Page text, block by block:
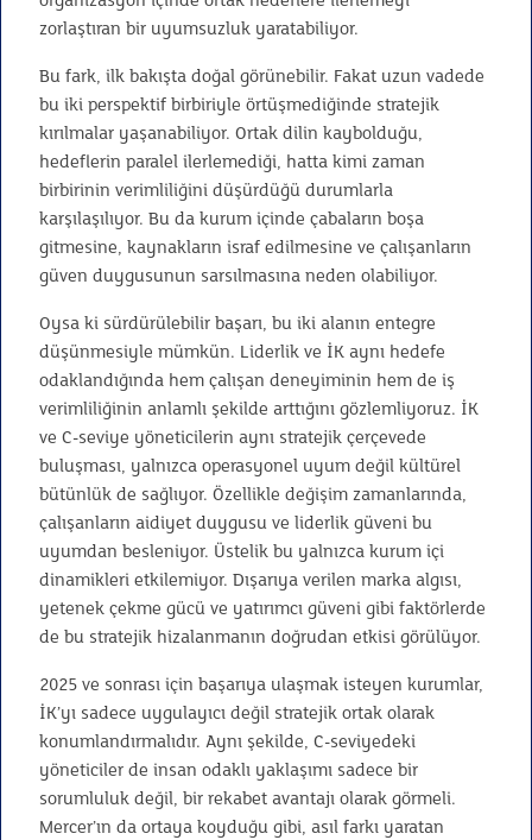
zorlaştıran bir uyumsuzluk yaratabiliyor.
Bu fark, ilk bakışta doğal görünebilir. Fakat uzun vadede
bu iki perspektif birbiriyle örtüşmediğinde stratejik
kırılmalar yaşanabiliyor. Ortak dilin kaybolduğu,
hedeflerin paralel ilerlemediği, hatta kimi zaman
birbirinin verimliliğini düşürdüğü durumlarla
karşılaşılıyor. Bu da kurum içinde çabaların boşa
gitmesine, kaynakların israf edilmesine ve çalışanların
güven duygusunun sarsılmasına neden olabiliyor.
Oysa ki sürdürülebilir başarı, bu iki alanın entegre
düşünmesiyle mümkün. Liderlik ve İK aynı hedefe
odaklandığında hem çalışan deneyiminin hem de iş
verimliliğinin anlamlı şekilde arttığını gözlemliyoruz. İK
ve C-seviye yöneticilerin aynı stratejik çerçevede
buluşması, yalnızca operasyonel uyum değil kültürel
bütünlük de sağlıyor. Özellikle değişim zamanlarında,
çalışanların aidiyet duygusu ve liderlik güveni bu
uyumdan besleniyor. Üstelik bu yalnızca kurum içi
dinamikleri etkilemiyor. Dışarıya verilen marka algısı,
yetenek çekme gücü ve yatırımcı güveni gibi faktörlerde
de bu stratejik hizalanmanın doğrudan etkisi görülüyor.
2025 ve sonrası için başarıya ulaşmak isteyen kurumlar,
İK’yı sadece uygulayıcı değil stratejik ortak olarak
konumlandırmalıdır. Aynı şekilde, C-seviyedeki
yöneticiler de insan odaklı yaklaşımı sadece bir
sorumluluk değil, bir rekabet avantajı olarak görmeli.
Mercer’ın da ortaya koyduğu gibi, asıl farkı yaratan